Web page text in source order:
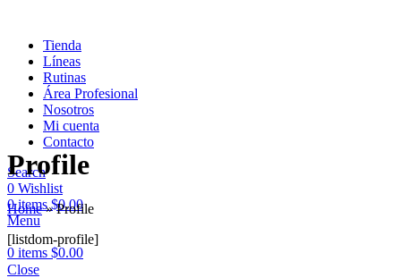
Tienda
Líneas
Rutinas
Área Profesional
Nosotros
Mi cuenta
Contacto
Search
0 Wishlist
0items $0.00
Menu
0 items $0.00
Profile
Home»Profile
[listdom-profile]
Close